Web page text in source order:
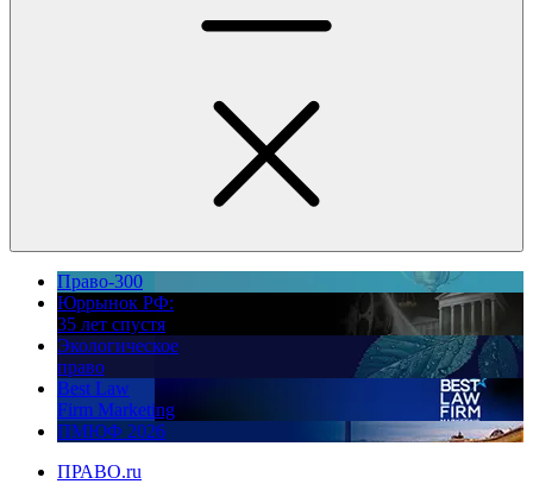
Право-300
Юррынок РФ:
35 лет спустя
Экологическое
право
Best Law
Firm Marketing
ПМЮФ 2026
ПРАВО.ru